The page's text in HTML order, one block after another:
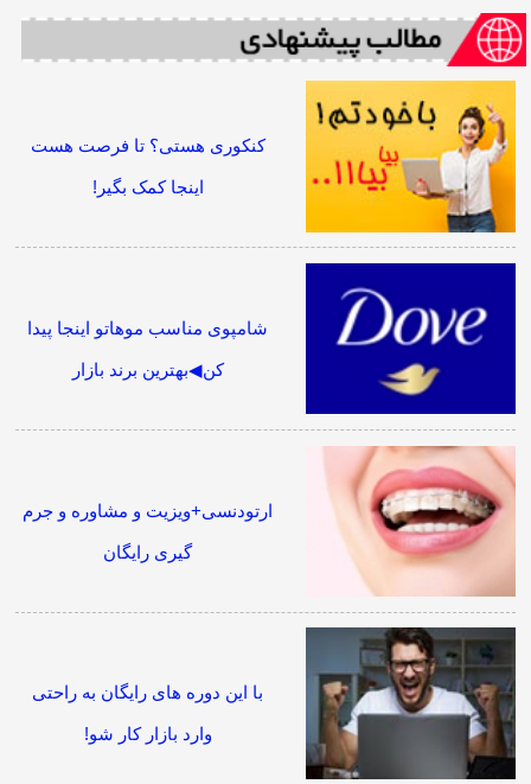
کنکوری هستی؟ تا فرصت هست
اینجا کمک بگیر!
شامپوی مناسب موهاتو اینجا پیدا
کن◀بهترین برند بازار
ارتودنسی+ویزیت و مشاوره و جرم
گیری رایگان
با این دوره های رایگان به راحتی
وارد بازار کار شو!